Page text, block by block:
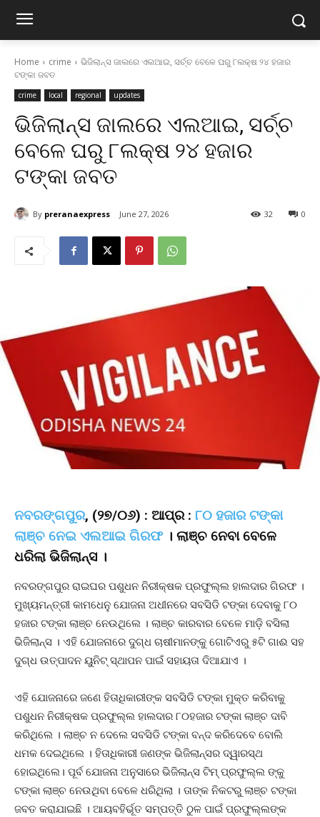
Home crime
ଭିଜିଲାନ୍ସ ଜାଲରେ ଏଲଆଇ, ସର୍ଚ୍ଚ ବେଳେ ଘରୁ ୮ଲକ୍ଷ ୨୪ ହଜାର
ଟଙ୍କା ଜବତ
crime local regional updates
ଭିଜିଲାନ୍ସ ଜାଲରେ ଏଲଆଇ, ସର୍ଚ୍ଚ
ବେଳେ ଘରୁ ୮ଲକ୍ଷ ୨୪ ହଜାର
ଟଙ୍କା ଜବତ
By preranaexpress June 27, 2026 0
32
ନବରଙ୍ଗପୁର, (୨୭/୦୬) : ଆପ୍ର : ୮୦ ହଜାର ଟଙ୍କା
ଲାଞ୍ଚ ନେଇ ଏଲଆଇ ଗିରଫ। ଲାଞ୍ଚ ନେବା ବେଳେ
ଧରିଲା ଭିଜିଲାନ୍ସ ।
ନବରଙ୍ଗପୁର ରାଇଘର ପଶୁଧନ ନିରୀକ୍ଷକ ପ୍ରଫୁଲ୍ଲ ହାଲଦାର ଗିରଫ ।
ମୁଖ୍ୟମନ୍ତ୍ରୀ କାମଧେନୁ ଯୋଜନା ଅଧୀନରେ ସବସିଡି ଟଙ୍କା ଦେବାକୁ ୮୦
ହଜାର ଟଙ୍କା ଲାଞ୍ଚ ନେଉଥିଲେ । ଲାଞ୍ଚ କାରବାର ବେଳେ ମାଡ଼ି ବସିଲା
ଭିଜିଲାନ୍ସ । ଏହି ଯୋଜନାରେ ଦୁଗ୍ଧ ଚାଷୀମାନଙ୍କୁ ଗୋଟିଏରୁ ୫ଟି ଗାଈ ସହ
ଦୁଗ୍ଧ ଉତ୍ପାଦନ ୟୁନିଟ୍ ସ୍ଥାପନ ପାଇଁ ସହାୟତା ଦିଆଯାଏ ।
ଏହି ଯୋଜନାରେ ଜଣେ ହିତାଧିକାରୀଙ୍କ ସବସିଡି ଟଙ୍କା ମୁକ୍ତ କରିବାକୁ
ପଶୁଧନ ନିରୀକ୍ଷକ ପ୍ରଫୁଲ୍ଲ ହାଲଦାର ୮୦ହଜାର ଟଙ୍କା ଲାଞ୍ଚ ଦାବି
କରିଥିଲେ । ଲାଞ୍ଚ ନ ଦେଲେ ସବସିଡି ଟଙ୍କା ବନ୍ଦ କରିଦେବେ ବୋଲି
ଧମକ ଦେଇଥିଲେ । ହିତାଧିକାରୀ ଜଣଙ୍କ ଭିଜିଲାନ୍ସର ଦ୍ୱାରସ୍ଥ
ହୋଇଥିଲେ। ପୂର୍ବ ଯୋଜନା ଅନୁସାରେ ଭିଜିଲାନ୍ସ ଟିମ୍ ପ୍ରଫୁଲ୍ଲ ଙ୍କୁ
ଟଙ୍କା ଲାଞ୍ଚ ନେଉଥିବା ବେଳେ ଧରିଥିଲା । ତାଙ୍କ ନିକଟରୁ ଲାଞ୍ଚ ଟଙ୍କା
ଜବତ କରାଯାଇଛି । ଆୟବହିର୍ଭୂତ ସମ୍ପତ୍ତି ଠୁଳ ପାଇଁ ପ୍ରଫୁଲ୍ଲଙ୍କ